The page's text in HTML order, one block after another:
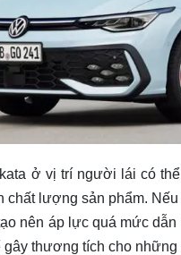
ở vị trí người lái có
chất lượng sản phẩm.
nên áp lực quá mức
gây thương tích cho